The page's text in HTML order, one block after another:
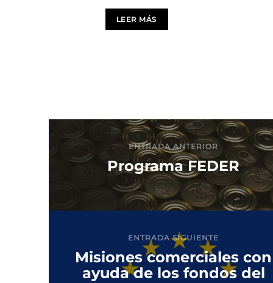
para 2019, ya que presenta
LEER MÁS
ENTRADA ANTERIOR
Programa FEDER
ENTRADA SIGUIENTE
Misiones comerciales con
ayuda de los fondos del